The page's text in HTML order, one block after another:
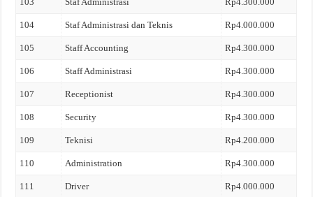
104 Staf Administrasi dan Teknis Rp4.000.000
105 Staff Accounting Rp4.300.000
106 Staff Administrasi Rp4.300.000
107 Receptionist Rp4.300.000
108 Security Rp4.300.000
109 Teknisi Rp4.200.000
110 Administration Rp4.300.000
111 Driver Rp4.000.000